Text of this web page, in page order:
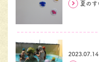
2023.07.14